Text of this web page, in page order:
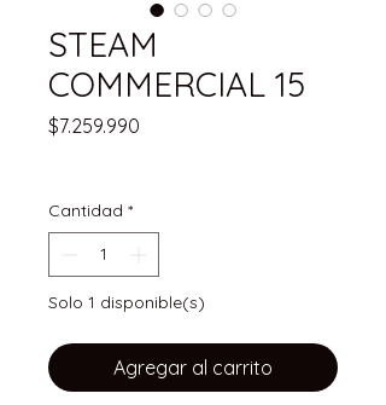
STEAM
COMMERCIAL 15
$7.259.990
Cantidad *
Solo 1 disponible(s)
Agregar al carrito